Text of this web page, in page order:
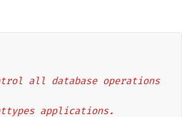
applications.